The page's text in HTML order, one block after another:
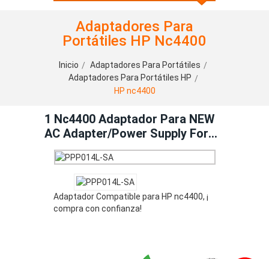
Adaptadores Para
Portátiles HP Nc4400
Inicio
Adaptadores Para Portátiles
Adaptadores Para Portátiles HP
HP nc4400
1 Nc4400 Adaptador Para NEW
AC Adapter/Power Supply For
HP/Compaq Nc4400 Nx6310
Adaptador Compatible para HP nc4400, ¡
compra con confianza!